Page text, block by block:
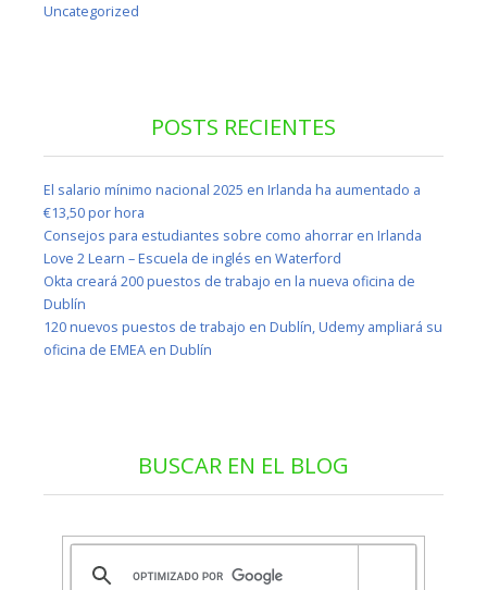
Uncategorized
POSTS RECIENTES
El salario mínimo nacional 2025 en Irlanda ha aumentado a
€13,50 por hora
Consejos para estudiantes sobre como ahorrar en Irlanda
Love 2 Learn – Escuela de inglés en Waterford
Okta creará 200 puestos de trabajo en la nueva oficina de
Dublín
120 nuevos puestos de trabajo en Dublín, Udemy ampliará su
oficina de EMEA en Dublín
BUSCAR EN EL BLOG